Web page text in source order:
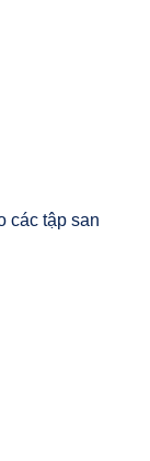
các tập san